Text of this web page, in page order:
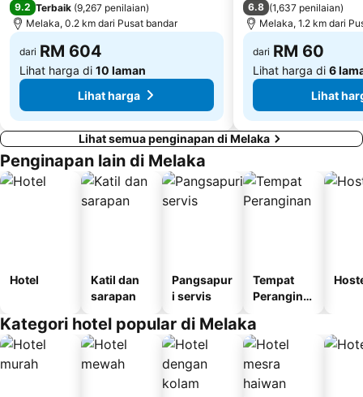
9.2 Terbaik (9,267 penilaian)
Melaka, 0.2 km dari Pusat bandar
dari RM 604
Lihat harga di 10 laman
Lihat harga
6.8 (1,637 penilaian)
Melaka, 1.2 km dari
dari RM 60
Lihat harga di 6
Lihat
Lihat semua penginapan di Melaka
Penginapan lain di Melaka
Hotel
Katil dan
sarapan
Pangsapur
i servis
Tempat
Perangina
Kategori hotel popular di Melaka